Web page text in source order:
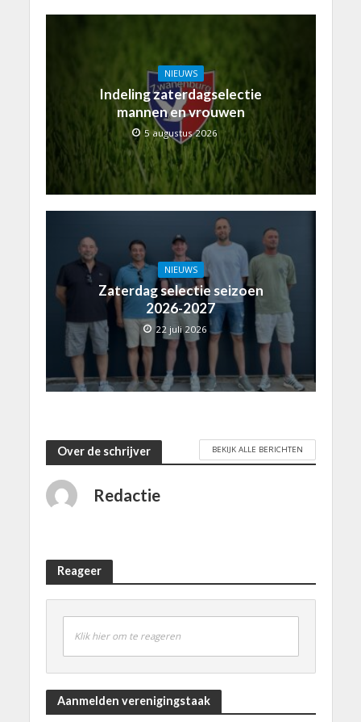
NIEUWS
Indeling zaterdagselectie
mannen en vrouwen
5 augustus 2026
NIEUWS
Zaterdag selectie seizoen
2026-2027
22 juli 2026
Over de schrijver BEKIJK ALLE BERICHTEN
Redactie
Reageer
Klik hier om te reageren
Aanmelden verenigingstaak